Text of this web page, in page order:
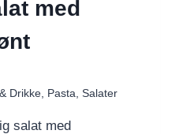
med
Drikke, Pasta, Salater
salat med